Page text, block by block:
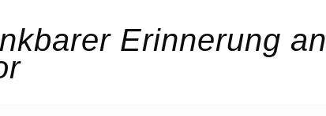
Erinnerung an